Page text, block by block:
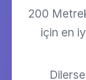
200
için en